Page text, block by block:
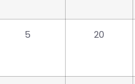
5 20